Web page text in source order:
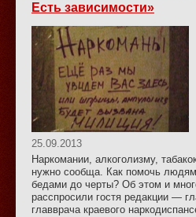
Есть зависимости»
25.09.2013
Наркомании, алкоголизму,
нужно сообща. Как помочь
бедами до черты? Об этом и
расспросили гостя редакции —
главврача краевого